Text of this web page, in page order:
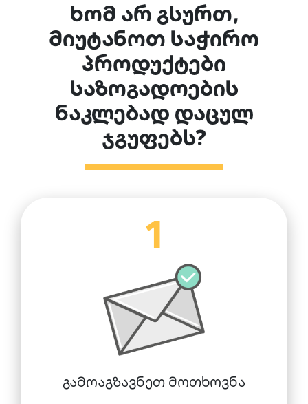
ხომ არ გსურთ,
მიუტანოთ საჭირო
პროდუქტები
საზოგადოების
ნაკლებად დაცულ
ჯგუფებს?
1
გამოაგზავნეთ მოთხოვნა